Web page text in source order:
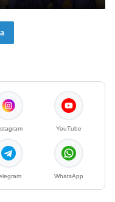
YouTube
WhatsApp